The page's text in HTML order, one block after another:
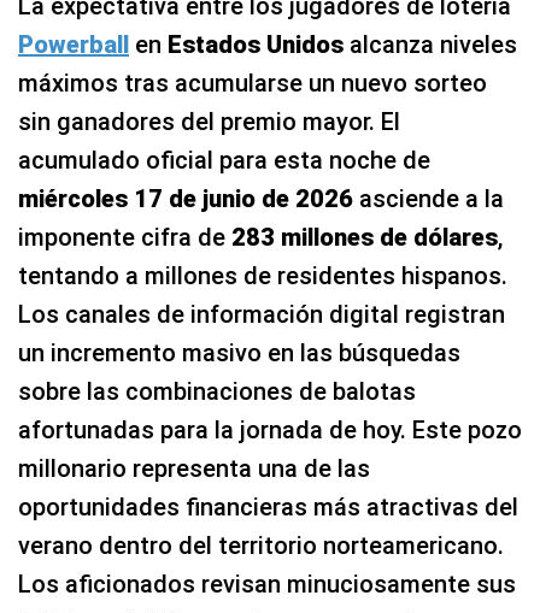
La expectativa entre los jugadores de lotería
Powerball en Estados Unidos alcanza niveles
máximos tras acumularse un nuevo sorteo
sin ganadores del premio mayor. El
acumulado oficial para esta noche de
miércoles 17 de junio de 2026 asciende a la
imponente cifra de 283 millones de dólares,
tentando a millones de residentes hispanos.
Los canales de información digital registran
un incremento masivo en las búsquedas
sobre las combinaciones de balotas
afortunadas para la jornada de hoy. Este pozo
millonario representa una de las
oportunidades financieras más atractivas del
verano dentro del territorio norteamericano.
Los aficionados revisan minuciosamente sus